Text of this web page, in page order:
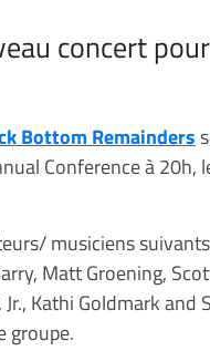
concert
Bottom Remainders
Conference à 20h,
musiciens
Matt Groening,
Kathi Goldmark
groupe.